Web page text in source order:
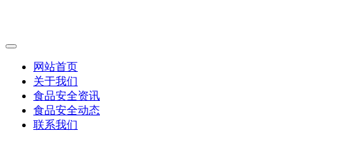
网站首页
关于我们
食品安全资讯
食品安全动态
联系我们